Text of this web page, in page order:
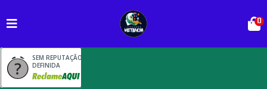
SEM REPUTAÇÃO
DEFINIDA
0